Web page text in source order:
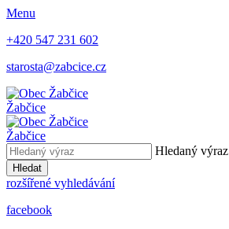
Menu
+420 547 231 602
starosta@zabcice.cz
Žabčice
Žabčice
Hledaný výraz
Hledat
rozšířené vyhledávání
facebook